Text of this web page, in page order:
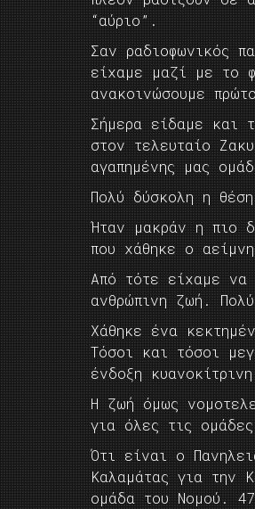
“αύριο”.
Σαν ραδιοφωνικός
είχαμε μαζί με το
ανακοινώσουμε
Σήμερα είδαμε και
στον τελευταίο
αγαπημένης μας
Πολύ δύσκολη η
Ήταν μακράν η πιο
που χάθηκε ο
Από τότε είχαμε να
ανθρώπινη ζωή.
Χάθηκε ένα
Τόσοι και τόσοι
ένδοξη
Η ζωή όμως
για όλες τις
Ότι είναι ο
Καλαμάτας για την
ομάδα του Νομού.